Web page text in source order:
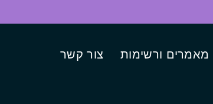
צור קשר מאמרים ורשימות